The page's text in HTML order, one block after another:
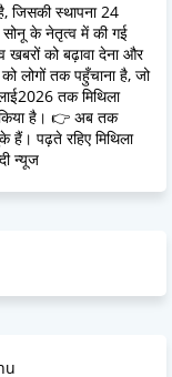
जिसकी स्थापना 24
सोनू के नेतृत्व में की गई
खबरों को बढ़ावा देना और
लोगों तक पहुँचाना है, जो
तक मिथिला
किया है। 👉 अब तक
पढ़ते रहिए मिथिला
न्यूज